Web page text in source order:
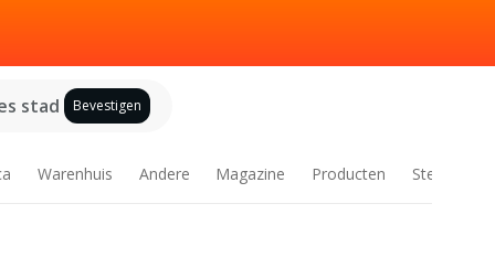
stad Bevestigen
Warenhuis Andere Magazine Producten Steden